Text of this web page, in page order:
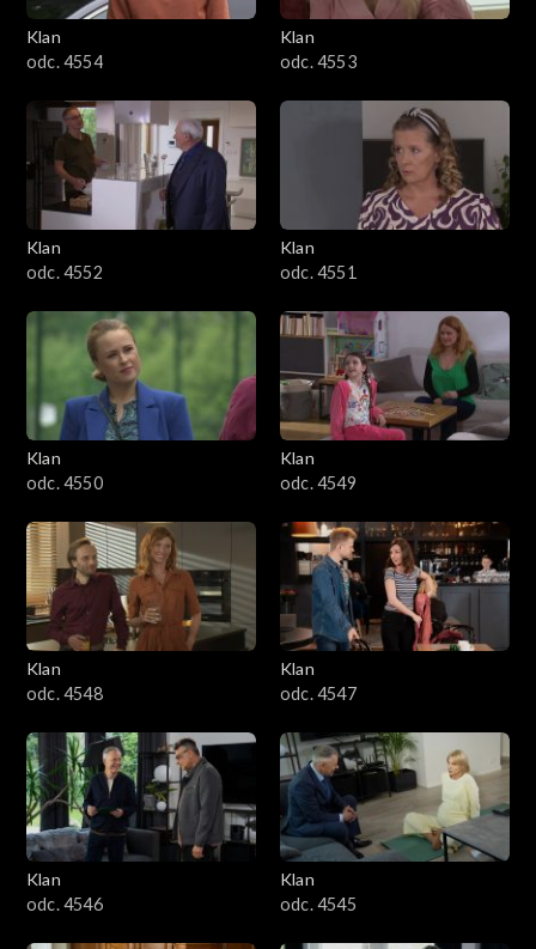
Klan
odc. 4554
Klan
odc. 4553
Klan
odc. 4552
Klan
odc. 4551
Klan
odc. 4550
Klan
odc. 4549
Klan
odc. 4548
Klan
odc. 4547
Klan
odc. 4546
Klan
odc. 4545